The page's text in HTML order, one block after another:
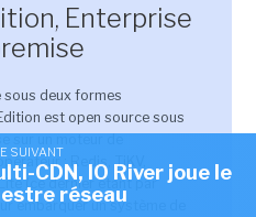
Enterprise
sous deux formes
est open source sous
sur un moteur de
: Redis, TiKV,
(ce dernier étant par
embarquer un système de
SUIVANT
CDN, IO River joue le
réseau